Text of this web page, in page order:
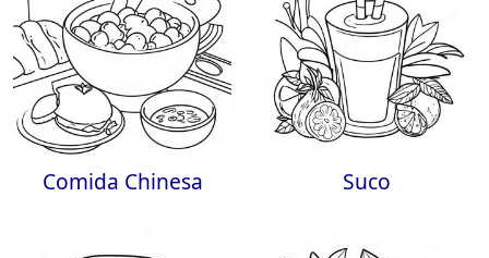
Comida Chinesa Suco